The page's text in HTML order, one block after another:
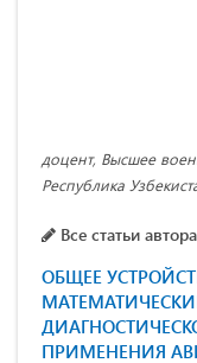
доцент, Высшее
Республика
Все статьи
ОБЩЕЕ
ПРИМЕНЕНИЯ